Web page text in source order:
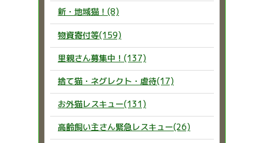
新・地域猫！(8)
物資寄付等(159)
里親さん募集中！(137)
捨て猫・ネグレクト・虐待(17)
お外猫レスキュー(131)
高齢飼い主さん緊急レスキュー(26)